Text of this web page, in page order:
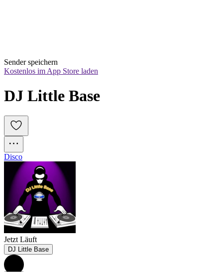
Sender speichern
Kostenlos im App Store laden
DJ Little Base
Disco
Jetzt Läuft
DJ Little Base